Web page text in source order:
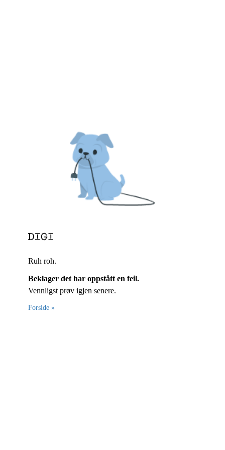
Ruh roh.
Beklager det har oppstått en feil.
Vennligst prøv igjen senere.
Forside »